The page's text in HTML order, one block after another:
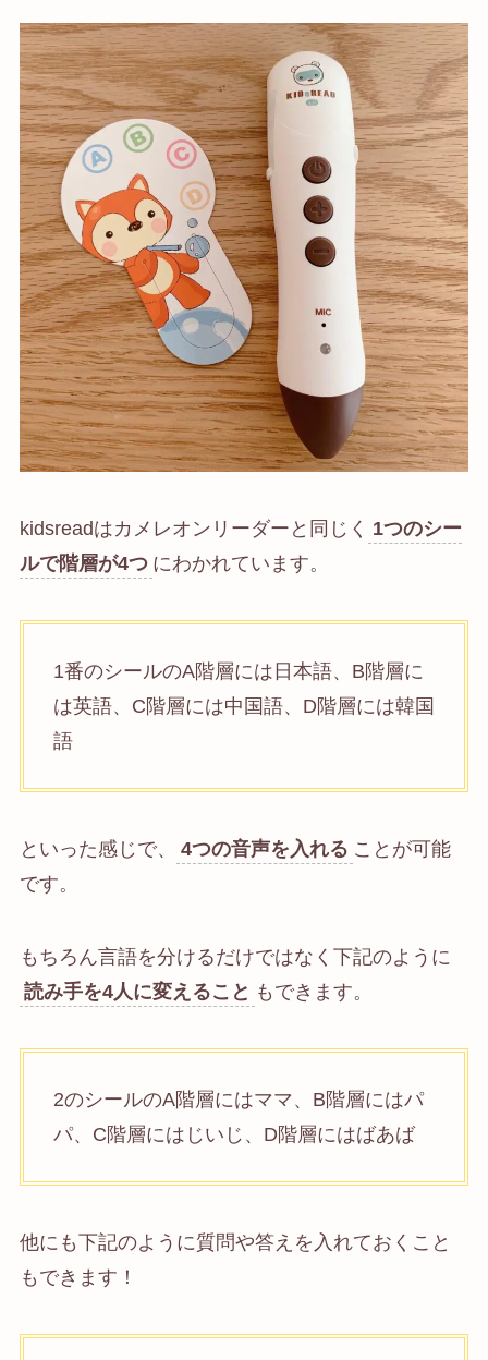
kidsreadはカメレオンリーダーと同じく 1つのシー
ルで階層が4つ にわかれています。
1番のシールのA階層には日本語、B階層に
は英語、C階層には中国語、D階層には韓国
語
といった感じで、 4つの音声を入れる ことが可能
です。
もちろん言語を分けるだけではなく下記のように
読み手を4人に変えること もできます。
2のシールのA階層にはママ、B階層にはパ
パ、C階層にはじいじ、D階層にはばあば
他にも下記のように質問や答えを入れておくこと
もできます！